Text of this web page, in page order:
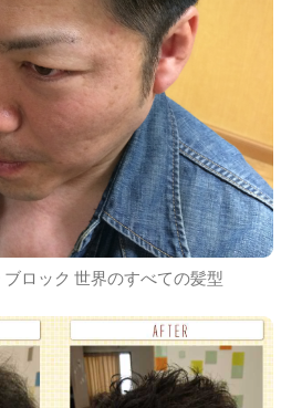
ブロック 世界のすべての髪型